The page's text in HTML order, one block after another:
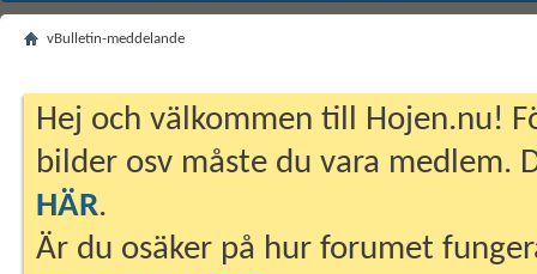
vBulletin-meddelande
Hej och välkommen till Hojen.nu!
bilder osv måste du vara medlem.
HÄR.
Är du osäker på hur forumet